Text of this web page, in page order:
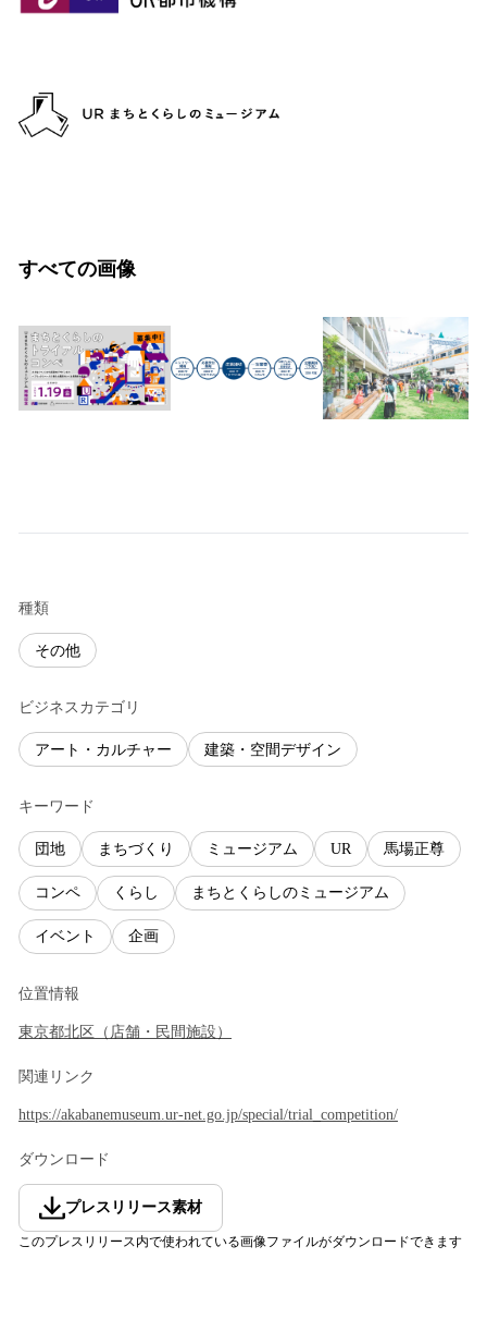
すべての画像
種類
その他
ビジネスカテゴリ
アート・カルチャー 建築・空間デザイン
キーワード
団地 まちづくり ミュージアム UR 馬場正尊
コンペ くらし まちとくらしのミュージアム
イベント 企画
位置情報
東京都北区 （ 店舗・民間施設 ）
関連リンク
https://akabanemuseum.ur-net.go.jp/special/trial_competition/
ダウンロード
プレスリリース素材
このプレスリリース内で使われている画像ファイルがダウンロードできます